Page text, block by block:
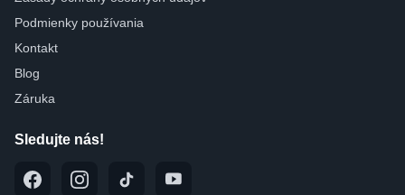
Podmienky používania
Kontakt
Blog
Záruka
Sledujte nás!